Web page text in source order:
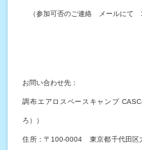
（参加可否のご連絡 メールにて
お問い合わせ先：
調布エアロスペースキャンプ
ろ））
住所：〒100-0004 東京都千代田